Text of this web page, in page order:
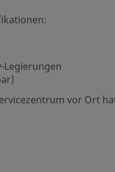
Legierungen
vor Ort